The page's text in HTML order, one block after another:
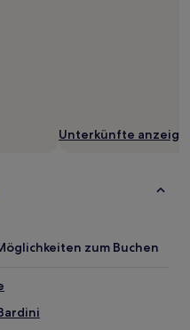
Unterkünfte
zum Buchen